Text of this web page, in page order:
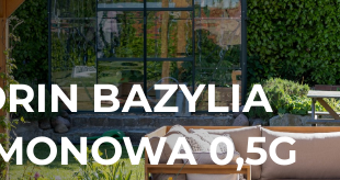
BAZYLIA
0,5G